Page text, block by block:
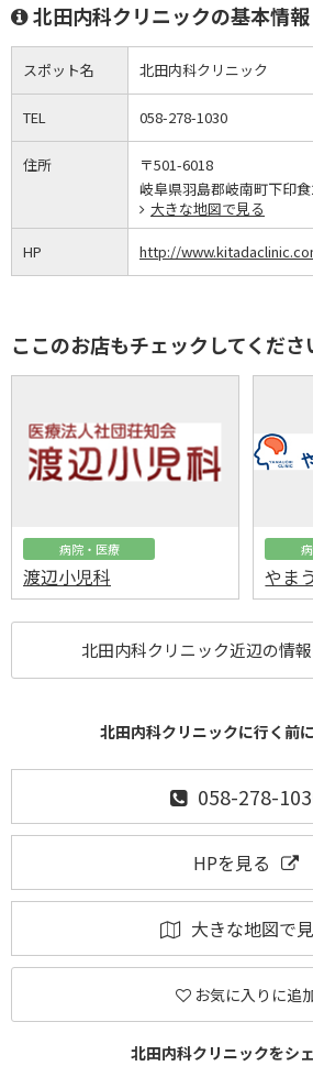
北田内科クリニックの基本情報
スポット名 北田内科クリニック
TEL 058-278-1030
住所
〒501-6018
岐阜県羽島郡岐南町下印
大きな地図で見る
HP http://
ここのお店もチェックしてくださ
病院・医療
渡辺小児科 やま
北田内科クリニック近辺の情
北田内科クリニックに行く前
058-278-
HPを見る
大きな地図で
お気に入りに追
北田内科クリニックをシ